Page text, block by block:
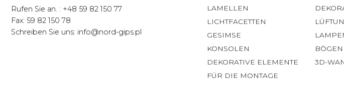
Rufen Sie an. : +48 59 82 150 77
Fax: 59 82 150 78
Schreiben Sie uns: info@nord-gips.pl
LAMELLEN
LICHTFACETTEN
GESIMSE
KONSOLEN
DEKORATIVE ELEMENTE
FÜR DIE MONTAGE
BÖGEN
3D-